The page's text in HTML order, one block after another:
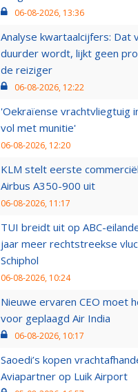
06-08-2026, 13:36
Analyse kwartaalcijfers: Dat
duurder wordt, lijkt geen
de reiziger
06-08-2026, 12:22
'Oekraïense vrachtvliegtuig
vol met munitie'
06-08-2026, 12:20
KLM stelt eerste
Airbus A350-900 uit
06-08-2026, 11:17
TUI breidt uit op ABC-
jaar meer rechtstreekse
Schiphol
06-08-2026, 10:24
Nieuwe ervaren CEO moet
voor geplaagd Air India
06-08-2026, 10:17
Saoedi’s kopen
Aviapartner op Luik Airport